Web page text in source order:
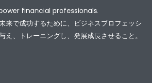
financial professionals.
来で成功するために、ビジネスプロフェッシ
え、トレーニングし、発展成長させること。